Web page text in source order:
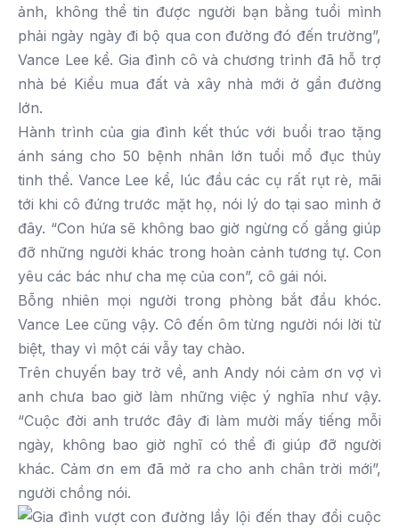
ảnh, không thể tin được người bạn bằng tuổi mình
phải ngày ngày đi bộ qua con đường đó đến trường”,
Vance Lee kể. Gia đình cô và chương trình đã hỗ trợ
nhà bé Kiều mua đất và xây nhà mới ở gần đường
lớn.
Hành trình của gia đình kết thúc với buổi trao tặng
ánh sáng cho 50 bệnh nhân lớn tuổi mổ đục thủy
tinh thể. Vance Lee kể, lúc đầu các cụ rất rụt rè, mãi
tới khi cô đứng trước mặt họ, nói lý do tại sao mình ở
đây. “Con hứa sẽ không bao giờ ngừng cố gắng giúp
đỡ những người khác trong hoàn cảnh tương tự. Con
yêu các bác như cha mẹ của con”, cô gái nói.
Bỗng nhiên mọi người trong phòng bắt đầu khóc.
Vance Lee cũng vậy. Cô đến ôm từng người nói lời từ
biệt, thay vì một cái vẫy tay chào.
Trên chuyến bay trở về, anh Andy nói cảm ơn vợ vì
anh chưa bao giờ làm những việc ý nghĩa như vậy.
“Cuộc đời anh trước đây đi làm mười mấy tiếng mỗi
ngày, không bao giờ nghĩ có thể đi giúp đỡ người
khác. Cảm ơn em đã mở ra cho anh chân trời mới”,
người chồng nói.